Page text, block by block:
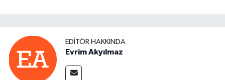
EDITÖR HAKKINDA
Evrim Akyılmaz